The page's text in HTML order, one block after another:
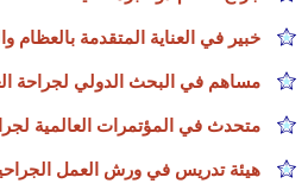
خبير في العناية المتقدمة بالعظام
مساهم في البحث الدولي لجراحة
متحدث في المؤتمرات العالمية
هيئة تدريس في ورش العمل